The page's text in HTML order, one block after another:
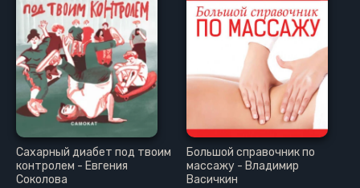
Сахарный диабет под твоим
контролем - Евгения
Соколова
Большой справочник по
массажу - Владимир
Васичкин